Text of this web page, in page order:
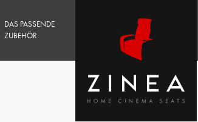
DAS PASSENDE
ZUBEHÖR